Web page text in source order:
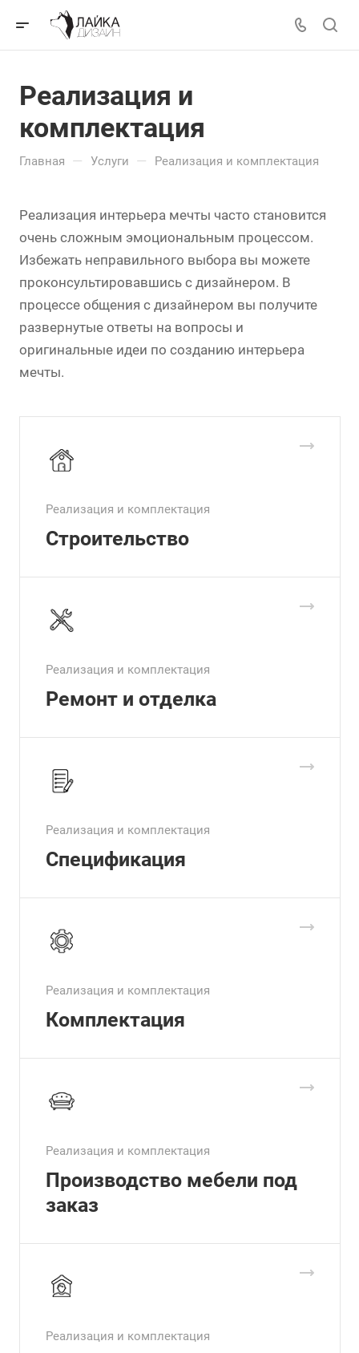
Реализация и
комплектация
Главная — Услуги — Реализация и комплектация
Реализация интерьера мечты часто становится
очень сложным эмоциональным процессом.
Избежать неправильного выбора вы можете
проконсультировавшись с дизайнером. В
процессе общения с дизайнером вы получите
развернутые ответы на вопросы и
оригинальные идеи по созданию интерьера
мечты.
Реализация и комплектация
Строительство
Реализация и комплектация
Ремонт и отделка
Реализация и комплектация
Спецификация
Реализация и комплектация
Комплектация
Реализация и комплектация
Производство мебели под
заказ
Реализация и комплектация